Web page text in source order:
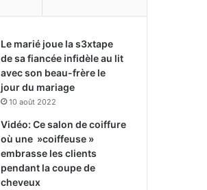
Le marié joue la s3xtape
de sa fiancée infidèle au lit
avec son beau-frère le
jour du mariage
10 août 2022
Vidéo: Ce salon de coiffure
où une »coiffeuse »
embrasse les clients
pendant la coupe de
cheveux